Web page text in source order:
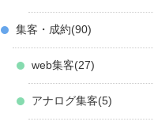
集客・成約 90
web集客 27
アナログ集客 5